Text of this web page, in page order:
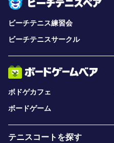
ビーチテニス練習会
ビーチテニスサークル
ボドゲカフェ
ボードゲーム
テニスコートを探す